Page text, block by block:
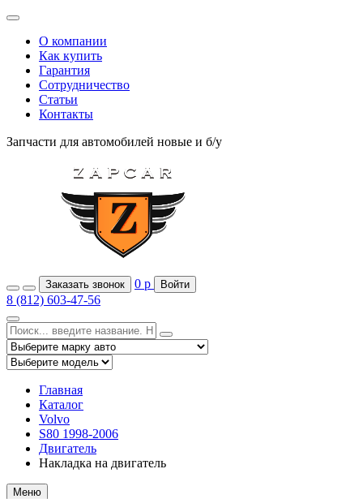
О компании
Как купить
Гарантия
Сотрудничество
Статьи
Контакты
Запчасти для автомобилей новые и б/у
Заказать звонок 0 р Войти
8 (812) 603-47-56
Главная
Каталог
Volvo
S80 1998-2006
Двигатель
Накладка на двигатель
Меню